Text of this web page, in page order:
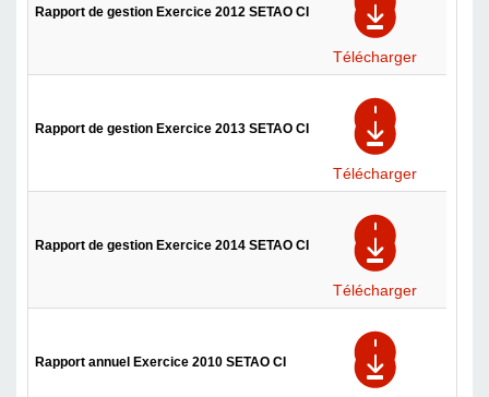
Rapport de gestion Exercice 2012 SETAO CI
Télécharger
Rapport de gestion Exercice 2013 SETAO CI
Télécharger
Rapport de gestion Exercice 2014 SETAO CI
Télécharger
Rapport annuel Exercice 2010 SETAO CI